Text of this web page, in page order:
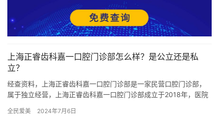
上海正睿齿科嘉一口腔门诊部怎么样？是公立还是私
立？
经查资料，上海正睿齿科嘉一口腔门诊部是一家民营口腔门诊部，
属于独立经营，上海正睿齿科嘉一口腔门诊部成立于2018年，医院
全民爱美 2024年7月6日